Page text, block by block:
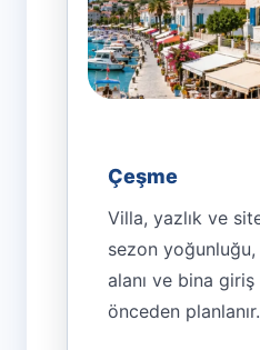
Çeşme
Villa, yazlık ve
sezon
alanı ve bina giriş
önceden planlanır.